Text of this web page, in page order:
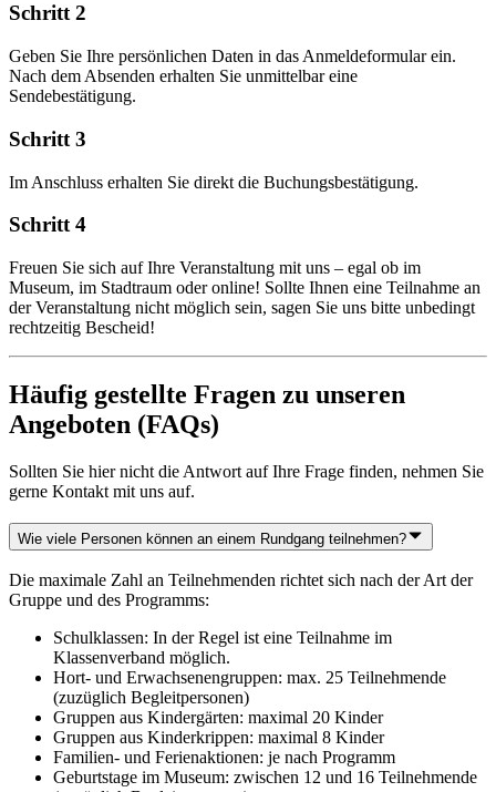
Schritt 2
Geben Sie Ihre persönlichen Daten in das Anmeldeformular ein.
Nach dem Absenden erhalten Sie unmittelbar eine
Sendebestätigung.
Schritt 3
Im Anschluss erhalten Sie direkt die Buchungsbestätigung.
Schritt 4
Freuen Sie sich auf Ihre Veranstaltung mit uns – egal ob im
Museum, im Stadtraum oder online! Sollte Ihnen eine Teilnahme an
der Veranstaltung nicht möglich sein, sagen Sie uns bitte unbedingt
rechtzeitig Bescheid!
Häufig gestellte Fragen zu unseren
Angeboten (FAQs)
Sollten Sie hier nicht die Antwort auf Ihre Frage finden, nehmen Sie
gerne Kontakt mit uns auf.
Wie viele Personen können an einem Rundgang teilnehmen?
Die maximale Zahl an Teilnehmenden richtet sich nach der Art der
Gruppe und des Programms:
Schulklassen: In der Regel ist eine Teilnahme im
Klassenverband möglich.
Hort- und Erwachsenengruppen: max. 25 Teilnehmende
(zuzüglich Begleitpersonen)
Gruppen aus Kindergärten: maximal 20 Kinder
Gruppen aus Kinderkrippen: maximal 8 Kinder
Familien- und Ferienaktionen: je nach Programm
Geburtstage im Museum: zwischen 12 und 16 Teilnehmende